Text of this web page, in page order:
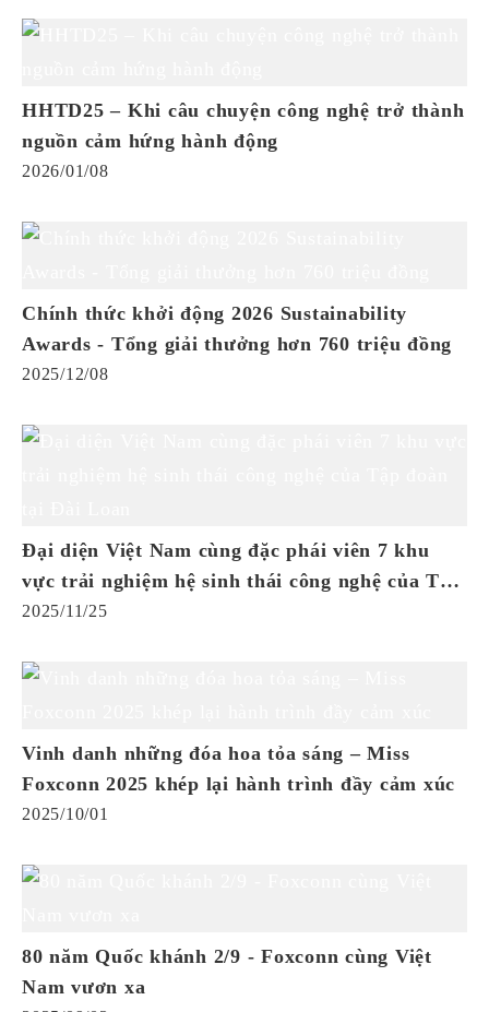
HHTD25 – Khi câu chuyện công nghệ trở thành
nguồn cảm hứng hành động
2026/01/08
Chính thức khởi động 2026 Sustainability
Awards - Tổng giải thưởng hơn 760 triệu đồng
2025/12/08
Đại diện Việt Nam cùng đặc phái viên 7 khu
vực trải nghiệm hệ sinh thái công nghệ của Tập
đoàn tại Đài Loan
2025/11/25
Vinh danh những đóa hoa tỏa sáng – Miss
Foxconn 2025 khép lại hành trình đầy cảm xúc
2025/10/01
80 năm Quốc khánh 2/9 - Foxconn cùng Việt
Nam vươn xa